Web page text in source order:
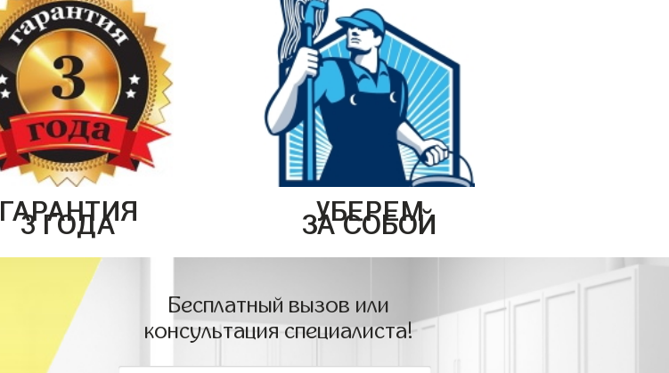
ГАРАНТИЯ
3 ГОДА УБЕРЕМ
ЗА СОБОЙ
Бесплатный вызов или
консультация специалиста!